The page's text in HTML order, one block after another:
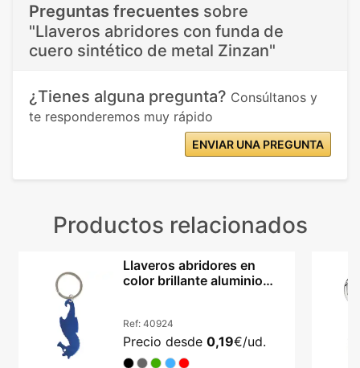
Preguntas frecuentes sobre
"Llaveros abridores con funda de
cuero sintético de metal Zinzan"
¿Tienes alguna pregunta? Consúltanos y
te responderemos muy rápido
ENVIAR UNA PREGUNTA
Productos relacionados
Llaveros abridores en
color brillante aluminio
Ref: 40924
Precio desde 0,19€/ud.